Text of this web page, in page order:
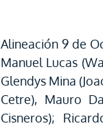
Alineación 9 de
Manuel Lucas
Glendys Mina
Cetre), Mauro
Cisneros);